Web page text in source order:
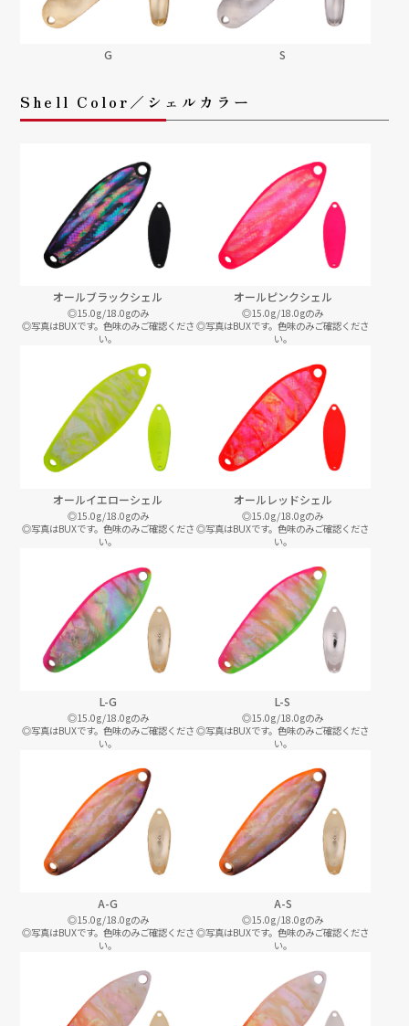
G S
Shell Color／シェルカラー
オールブラックシェル
◎15.0g/18.0gのみ
◎写真はBUXです。色味のみご確認くださ
い。
オールピンクシェル
◎15.0g/18.0gのみ
◎写真はBUXです。色味のみご確認くださ
い。
オールイエローシェル
◎15.0g/18.0gのみ
◎写真はBUXです。色味のみご確認くださ
い。
オールレッドシェル
◎15.0g/18.0gのみ
◎写真はBUXです。色味のみご確認くださ
い。
L-G
◎15.0g/18.0gのみ
◎写真はBUXです。色味のみご確認くださ
い。
L-S
◎15.0g/18.0gのみ
◎写真はBUXです。色味のみご確認くださ
い。
A-G
◎15.0g/18.0gのみ
◎写真はBUXです。色味のみご確認くださ
い。
A-S
◎15.0g/18.0gのみ
◎写真はBUXです。色味のみご確認くださ
い。